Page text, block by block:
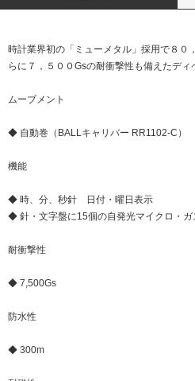
時計業界初の「ミューメタル」採用で８０
らに７，５００Gsの耐衝撃性も備えたディ
ムーブメント
◆ 自動巻（BALLキャリバー RR1102-C）
機能
◆ 時、分、秒針 日付・曜日表示
◆ 針・文字盤に15個の自発光マイクロ・ガ
耐衝撃性
◆ 7,500Gs
防水性
◆ 300m